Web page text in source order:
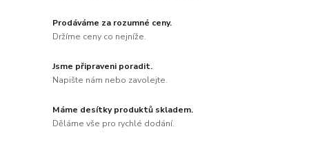
Prodáváme za rozumné ceny.
Držíme ceny co nejníže.
Jsme připraveni poradit.
Napište nám nebo zavolejte.
Máme desítky produktů skladem.
Děláme vše pro rychlé dodání.